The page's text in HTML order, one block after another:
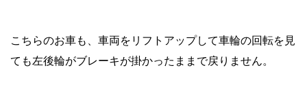
こちらのお車も、車両をリフトアップして車輪の回転を見
ても左後輪がブレーキが掛かったままで戻りません。